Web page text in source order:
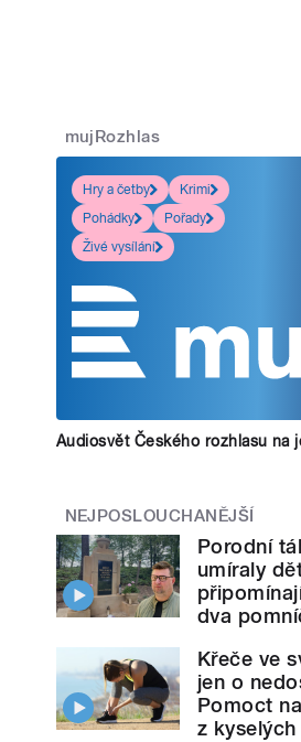
mujRozhlas
Hry a četby
Krimi
Pohádky
Pořady
Živé vysílání
Audiosvět Českého rozhlasu na
NEJPOSLOUCHANĚJŠÍ
Porodní
umíraly
dva
Křeče ve
jen o
Pomoct
z